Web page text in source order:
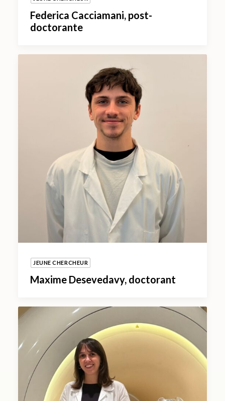
Federica Cacciamani, post-
doctorante
JEUNE CHERCHEUR
Maxime Desevedavy, doctorant